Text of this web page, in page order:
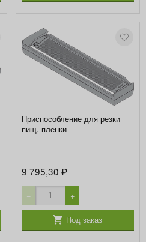
Приспособление для резки
пищ. пленки
9 795,30 ₽
− +
Под заказ